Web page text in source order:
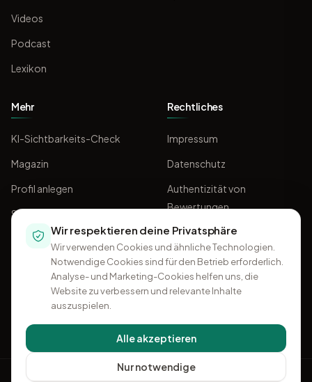
Videos
Podcast
Lexikon
Mehr
KI-Sichtbarkeits-Check
Magazin
Profil anlegen
Sponsoring
Rechtliches
Impressum
Datenschutz
Authentizität von
Bewertungen
AGB
Wir respektieren deine Privatsphäre
Wir verwenden Cookies und ähnliche Technologien.
Notwendige Cookies sind für den Betrieb erforderlich.
Analyse- und Marketing-Cookies helfen uns, die
Website zu verbessern und relevante Inhalte
auszuspielen.
Alle akzeptieren
Nur notwendige